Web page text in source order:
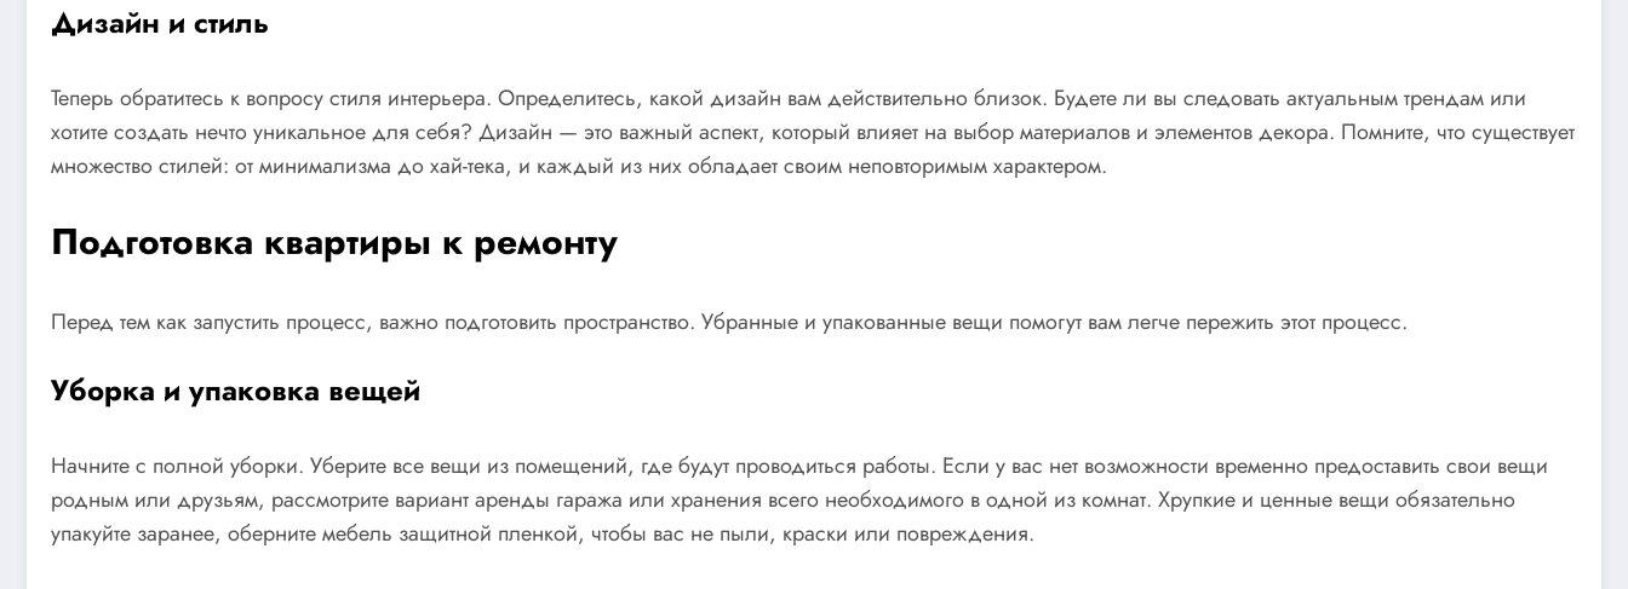
Дизайн и стиль
Теперь обратитесь к вопросу стиля интерьера. Определитесь, какой дизайн вам действительно близок. Будете ли вы следовать актуальным трендам или
хотите создать нечто уникальное для себя? Дизайн — это важный аспект, который влияет на выбор материалов и элементов декора. Помните, что существует
множество стилей: от минимализма до хай-тека, и каждый из них обладает своим неповторимым характером.
Подготовка квартиры к ремонту
Перед тем как запустить процесс, важно подготовить пространство. Убранные и упакованные вещи помогут вам легче пережить этот процесс.
Уборка и упаковка вещей
Начните с полной уборки. Уберите все вещи из помещений, где будут проводиться работы. Если у вас нет возможности временно предоставить свои вещи
родным или друзьям, рассмотрите вариант аренды гаража или хранения всего необходимого в одной из комнат. Хрупкие и ценные вещи обязательно
упакуйте заранее, оберните мебель защитной пленкой, чтобы вас не пыли, краски или повреждения.